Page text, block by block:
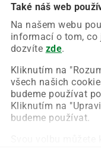
Také náš web
Na našem webu
informací o tom, co
dozvíte zde.
Kliknutím na
všech našich
budeme používat
Kliknutím na
budeme používat.
Chyba nastala
Zkuste prosím
Obnovit